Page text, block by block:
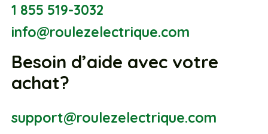
1 855 519-3032
info@roulezelectrique.com
Besoin d’aide avec votre
achat?
support@roulezelectrique.com